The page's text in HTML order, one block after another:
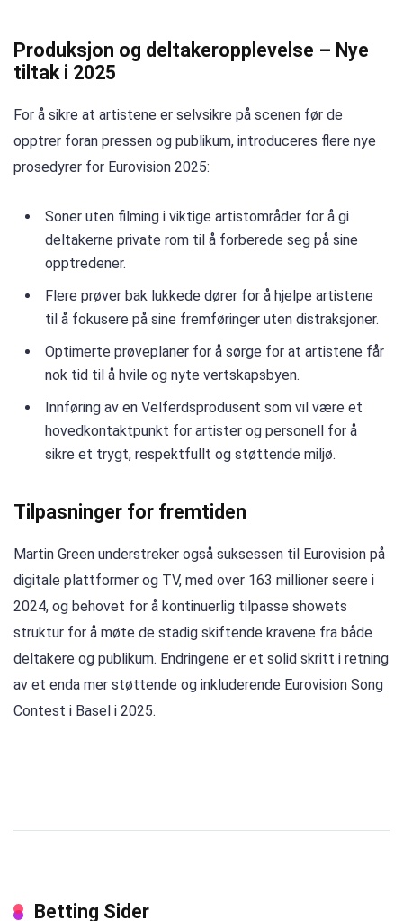
Produksjon og deltakeropplevelse – Nye
tiltak i 2025
For å sikre at artistene er selvsikre på scenen før de
opptrer foran pressen og publikum, introduceres flere nye
prosedyrer for Eurovision 2025:
Soner uten filming i viktige artistområder for å gi
deltakerne private rom til å forberede seg på sine
opptredener.
Flere prøver bak lukkede dører for å hjelpe artistene
til å fokusere på sine fremføringer uten distraksjoner.
Optimerte prøveplaner for å sørge for at artistene får
nok tid til å hvile og nyte vertskapsbyen.
Innføring av en Velferdsprodusent som vil være et
hovedkontaktpunkt for artister og personell for å
sikre et trygt, respektfullt og støttende miljø.
Tilpasninger for fremtiden
Martin Green understreker også suksessen til Eurovision på
digitale plattformer og TV, med over 163 millioner seere i
2024, og behovet for å kontinuerlig tilpasse showets
struktur for å møte de stadig skiftende kravene fra både
deltakere og publikum. Endringene er et solid skritt i retning
av et enda mer støttende og inkluderende Eurovision Song
Contest i Basel i 2025.
Betting Sider